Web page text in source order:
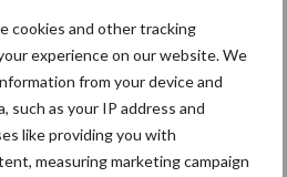
cookies and other tracking
experience on our website. We
from your device and
such as your IP address and
like providing you with
measuring marketing campaign